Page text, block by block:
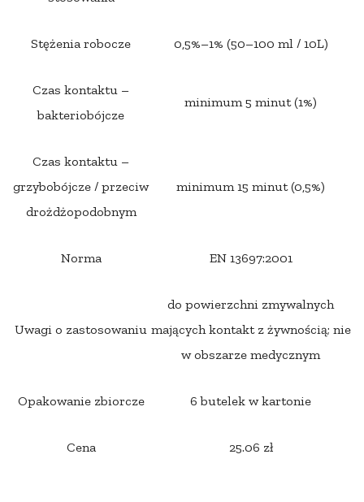
Stężenia robocze 0,5%–1% (50–100 ml / 10L)
Czas kontaktu –
bakteriobójcze
minimum 5 minut (1%)
Czas kontaktu –
grzybobójcze / przeciw
drożdżopodobnym
minimum 15 minut (0,5%)
Norma EN 13697:2001
Uwagi o zastosowaniu
do powierzchni zmywalnych
mających kontakt z żywnością; nie
w obszarze medycznym
Opakowanie zbiorcze 6 butelek w kartonie
Cena 25.06 zł